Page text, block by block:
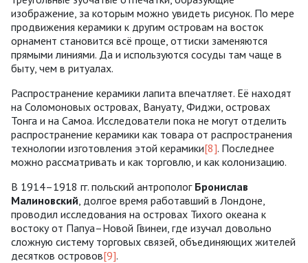
изображение, за которым можно увидеть рисунок. По мере
продвижения керамики к другим островам на восток
орнамент становится всё проще, оттиски заменяются
прямыми линиями. Да и используются сосуды там чаще в
быту, чем в ритуалах.
Распространение керамики лапита впечатляет. Её находят
на Соломоновых островах, Вануату, Фиджи, островах
Тонга и на Самоа. Исследователи пока не могут отделить
распространение керамики как товара от распространения
технологии изготовления этой керамики[8]. Последнее
можно рассматривать и как торговлю, и как колонизацию.
В 1914–1918 гг. польский антрополог Бронислав
Малиновский , долгое время работавший в Лондоне,
проводил исследования на островах Тихого океана к
востоку от Папуа–Новой Гвинеи, где изучал довольно
сложную систему торговых связей, объединяющих жителей
десятков островов[9].